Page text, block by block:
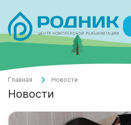
Главная Новости
Новости